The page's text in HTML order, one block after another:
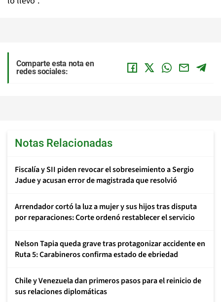
Comparte esta nota en
redes sociales:
Notas Relacionadas
Fiscalía y SII piden revocar el sobreseimiento a Sergio
Jadue y acusan error de magistrada que resolvió
Arrendador cortó la luz a mujer y sus hijos tras disputa
por reparaciones: Corte ordenó restablecer el servicio
Nelson Tapia queda grave tras protagonizar accidente en
Ruta 5: Carabineros confirma estado de ebriedad
Chile y Venezuela dan primeros pasos para el reinicio de
sus relaciones diplomáticas